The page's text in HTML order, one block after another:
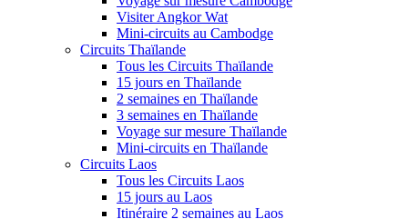
Visiter Angkor Wat
Mini-circuits au Cambodge
Circuits Thaïlande
Tous les Circuits Thaïlande
15 jours en Thaïlande
2 semaines en Thaïlande
3 semaines en Thaïlande
Voyage sur mesure Thaïlande
Mini-circuits en Thaïlande
Circuits Laos
Tous les Circuits Laos
15 jours au Laos
Itinéraire 2 semaines au Laos